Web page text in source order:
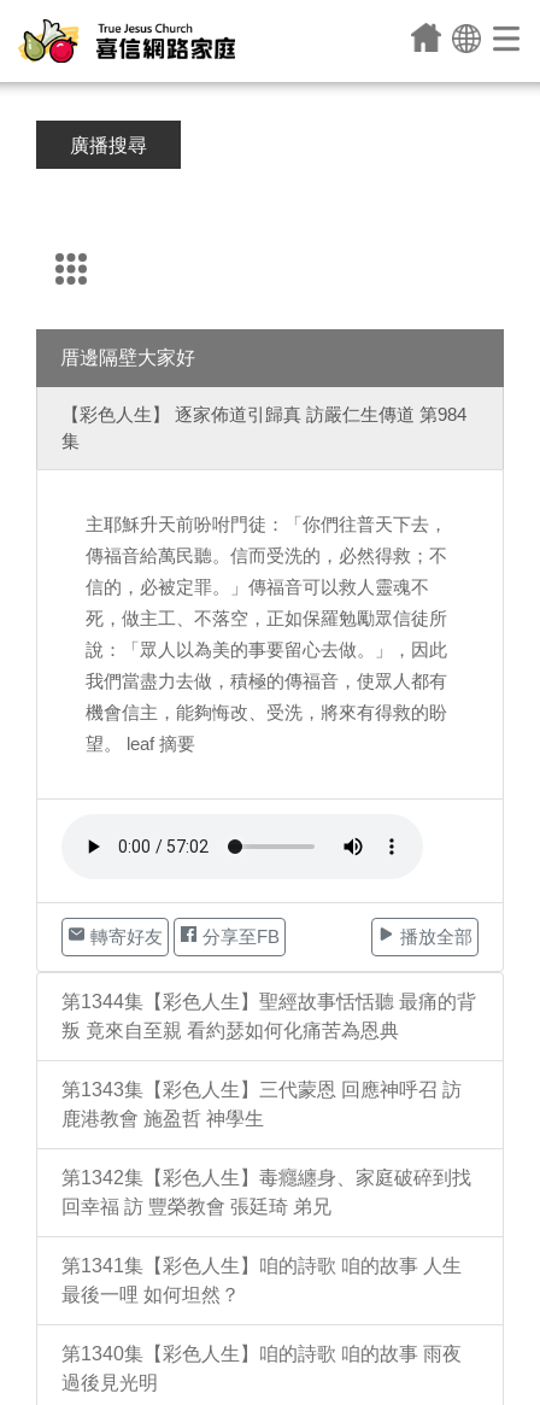
廣播搜尋
厝邊隔壁大家好
【彩色人生】 逐家佈道引歸真 訪嚴仁生傳道 第984
集
主耶穌升天前吩咐門徒：「你們往普天下去，
傳福音給萬民聽。信而受洗的，必然得救；不
信的，必被定罪。」傳福音可以救人靈魂不
死，做主工、不落空，正如保羅勉勵眾信徒所
說：「眾人以為美的事要留心去做。」，因此
我們當盡力去做，積極的傳福音，使眾人都有
機會信主，能夠悔改、受洗，將來有得救的盼
望。 leaf 摘要
轉寄好友 分享至FB 播放全部
第1344集【彩色人生】聖經故事恬恬聽 最痛的背
叛 竟來自至親 看約瑟如何化痛苦為恩典
第1343集【彩色人生】三代蒙恩 回應神呼召 訪
鹿港教會 施盈哲 神學生
第1342集【彩色人生】毒癮纏身、家庭破碎到找
回幸福 訪 豐榮教會 張廷琦 弟兄
第1341集【彩色人生】咱的詩歌 咱的故事 人生
最後一哩 如何坦然？
第1340集【彩色人生】咱的詩歌 咱的故事 雨夜
過後見光明